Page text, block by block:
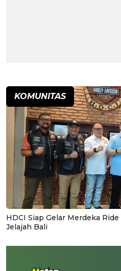
KOMUNITAS
HDCI Siap Gelar Merdeka Ride
Jelajah Bali